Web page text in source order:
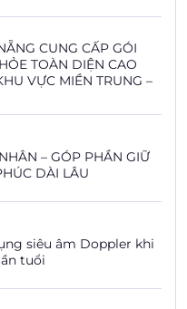
CUNG CẤP GÓI
TOÀN DIỆN CAO
VỰC MIỀN TRUNG –
– GÓP PHẦN GIỮ
DÀI LÂU
siêu âm Doppler khi
tuổi